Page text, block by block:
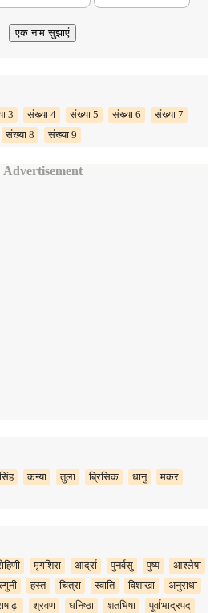
3 संख्या 4 संख्या 5 संख्या 6
संख्या 7
संख्या 8
संख्या 9
Advertisement
सिंह कन्या तुला ब्रिसिक धानु
मकर
मृगशिरा आर्द्रा पुनर्वसु पुष्य
आश्लेषा
हस्त चित्रा स्वाति विशाखा
अनुराधा
श्रवण धनिष्ठा शतभिषा
पूर्वाभाद्रपद